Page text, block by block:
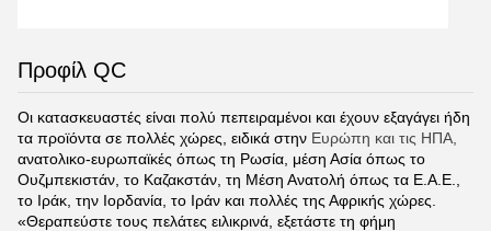
Προφίλ QC
Οι κατασκευαστές είναι πολύ πεπειραμένοι και έχουν εξαγάγει ήδη
τα προϊόντα σε πολλές χώρες, ειδικά στην Ευρώπη και τις ΗΠΑ,
ανατολικο-ευρωπαϊκές όπως τη Ρωσία, μέση Ασία όπως το
Ουζμπεκιστάν, το Καζακστάν, τη Μέση Ανατολή όπως τα Ε.Α.Ε.,
το Ιράκ, την Ιορδανία, το Ιράν και πολλές της Αφρικής χώρες.
«Θεραπεύστε τους πελάτες ειλικρινά, εξετάστε τη φήμη